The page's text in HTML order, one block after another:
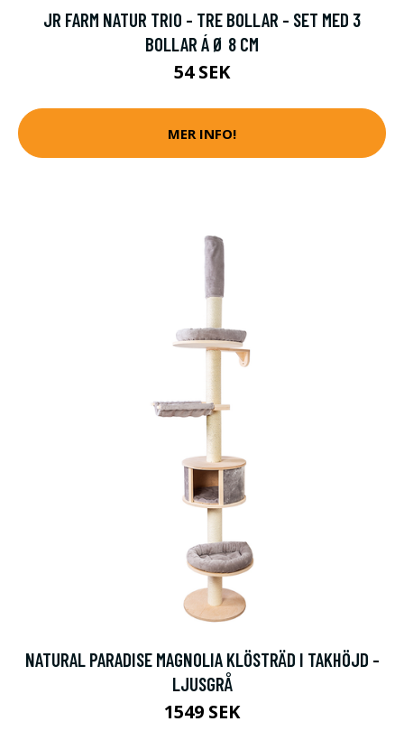
JR FARM NATUR TRIO - TRE BOLLAR - SET MED 3
BOLLAR Á Ø 8 CM
54 SEK
MER INFO!
NATURAL PARADISE MAGNOLIA KLÖSTRÄD I TAKHÖJD -
LJUSGRÅ
1549 SEK